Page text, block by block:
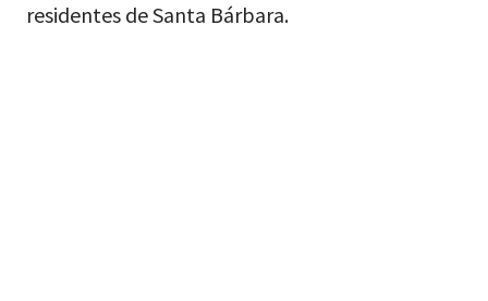
residentes de Santa Bárbara.